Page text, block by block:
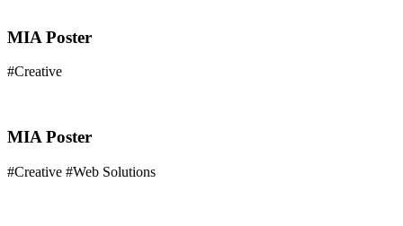
MIA Poster
#Creative
MIA Poster
#Creative #Web Solutions